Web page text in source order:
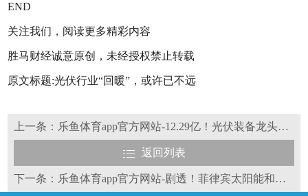
END
关注我们，阅读更多精彩内容
胜马财经诚意原创，未经授权禁止转载
原文标题:光伏行业“回暖”，或许已不远
上一条：乐鱼体育app官方网站-12.29亿！光伏装备龙头签大单
返回列表
下一条：乐鱼体育app官方网站-剧透！菲律宾太阳能和储能联盟创始人兼主席「确认出席」2024中国国际光储大会